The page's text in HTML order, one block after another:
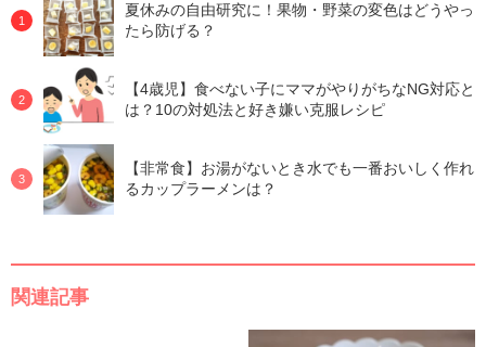
夏休みの自由研究に！果物・野菜の変色はどうやっ
たら防げる？
【4歳児】食べない子にママがやりがちなNG対応と
は？10の対処法と好き嫌い克服レシピ
【非常食】お湯がないとき水でも一番おいしく作れ
るカップラーメンは？
関連記事